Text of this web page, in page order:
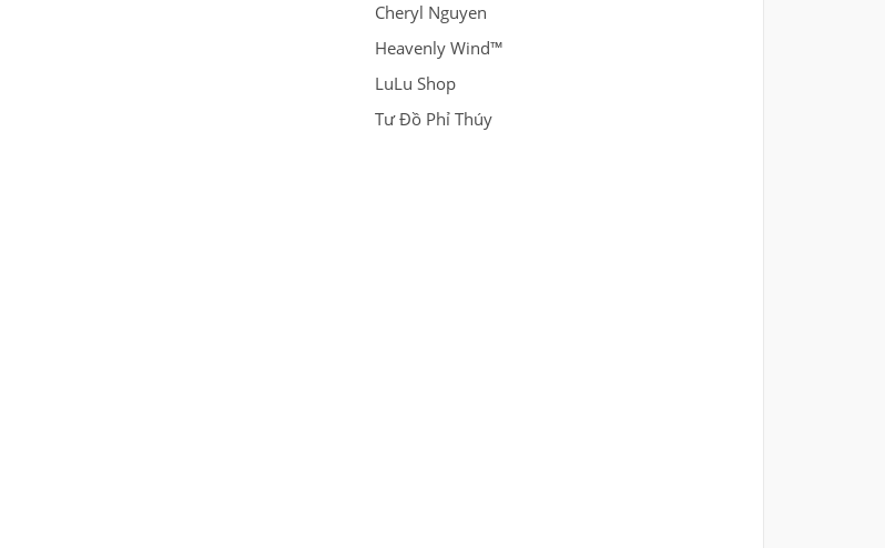
Cheryl Nguyen
Heavenly Wind™
LuLu Shop
Tư Đồ Phỉ Thúy